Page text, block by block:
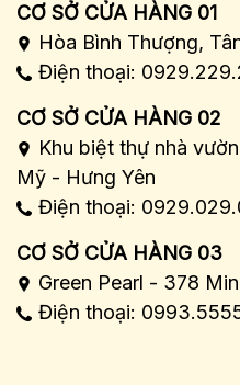
CƠ SỞ CỬA HÀNG 01
Hòa Bình Thượng,
Điện thoại:
CƠ SỞ CỬA HÀNG 02
Khu biệt thự nhà
Mỹ - Hưng Yên
Điện thoại:
CƠ SỞ CỬA HÀNG 03
Green Pearl - 378
Điện thoại: